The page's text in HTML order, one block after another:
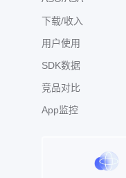
下载/收入
用户使用
SDK数据
竞品对比
App监控